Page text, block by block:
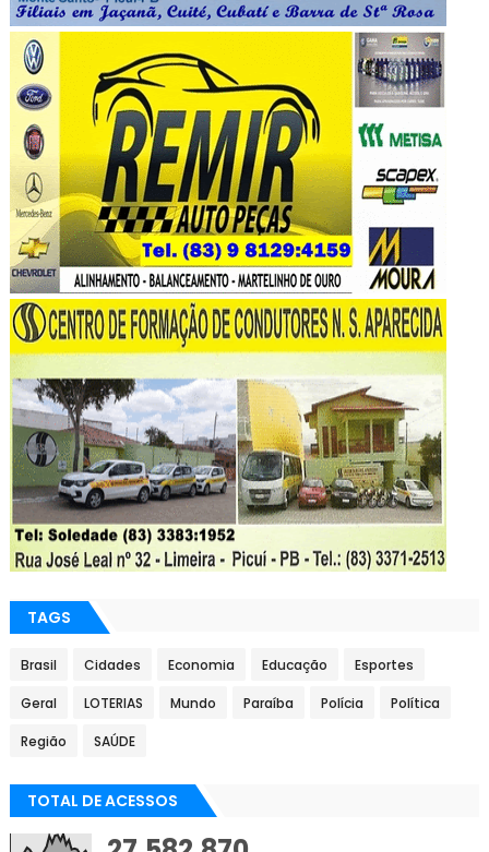
TAGS
Brasil Cidades Economia Educação Esportes
Geral LOTERIAS Mundo Paraíba Polícia Política
Região SAÚDE
TOTAL DE ACESSOS